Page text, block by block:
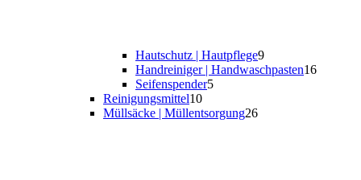
Hautschutz | Hautpflege9
Handreiniger | Handwaschpasten16
Seifenspender5
Reinigungsmittel10
Müllsäcke | Müllentsorgung26